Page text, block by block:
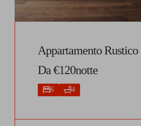
Appartamento Rustico
Da €120notte
6 4